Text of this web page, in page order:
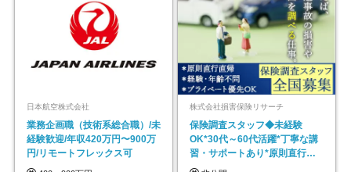
日本航空株式会社
業務企画職（技術系総合職）/未
経験歓迎/年収420万円〜900万
円/リモートフレックス可
株式会社損害保険リサーチ
保険調査スタッフ◆未経験
OK*30代～60代活躍*丁寧な講
習・サポートあり*原則直行直
帰／全国募集・業務委託